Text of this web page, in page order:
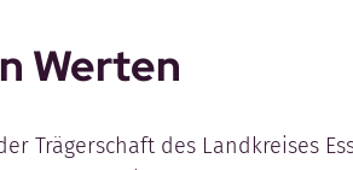
Werten
Trägerschaft des Landkreises